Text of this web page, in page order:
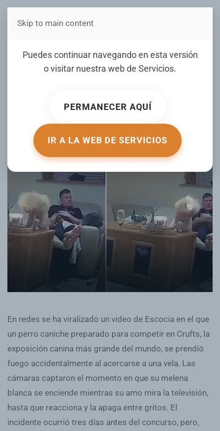
Estás en Telenord Medios
Puedes continuar navegando en esta versión
o visitar nuestra web de Servicios.
PERMANECER AQUÍ
IR A LA WEB DE SERVICIOS
Skip to main content
VIDEO: Perro se prende
fuego con una vela días
exposición
ESCRITO POR ACTUALIDAD.RT.COM EL 14 MARZO 2026
PUBLICADO EN
DE TODO UN POCO.
En redes se ha viralizado un video de Escocia en el que
un perro caniche preparado para competir en Crufts, la
exposición canina más grande del mundo, se prendió
fuego accidentalmente al acercarse a una vela. Las
cámaras captaron el momento en que su melena
blanca se enciende mientras su amo mira la televisión,
hasta que reacciona y la apaga entre gritos. El
incidente ocurrió tres días antes del concurso, pero,